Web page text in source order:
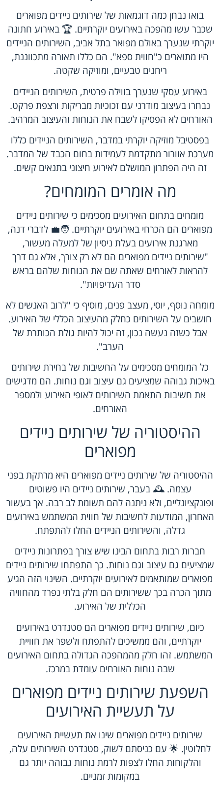
בואו נבחן כמה דוגמאות של שירותים ניידים מפוארים
שכבר עשו מהפכה באירועים יוקרתיים. 🏆 באירוע חתונה
יוקרתי שנערך באולם מפואר בתל אביב, השירותים הניידים
היו מתוארים כ"חווית ספא". הם כללו תאורה מתכווננת,
ריחנים טבעיים, ומוזיקה שקטה.
באירוע עסקי שנערך בווילה פרטית, השירותים הניידים
נבחרו בעיצוב מודרני עם זכוכיות מבריקות ורצפת פרקט.
האורחים לא הפסיקו לשבח את הנוחות והעיצוב המרהיב.
בפסטיבל מוזיקה יוקרתי במדבר, השירותים הניידים כללו
מערכת אוורור מתקדמת לעמידות בחום הכבד של המדבר.
זה היה הפתרון המושלם לאירוע חיצוני בתנאים קשים.
מה אומרים המומחים?
מומחים בתחום האירועים מסכימים כי שירותים ניידים
מפוארים הם הכרחי באירועים יוקרתיים. 🧑‍💼 לדברי דנה,
מארגנת אירועים בעלת ניסיון של למעלה מעשור,
"שירותים ניידים מפוארים הם לא רק צורך, אלא גם דרך
להראות לאורחים שאתה שם את הנוחות שלהם בראש
סדר העדיפויות".
מומחה נוסף, יוסי, מעצב פנים, מוסיף כי "לרוב האנשים לא
חושבים על השירותים כחלק מהעיצוב הכללי של האירוע.
אבל כשזה נעשה נכון, זה יכול להיות גולת הכותרת של
הערב".
כל המומחים מסכימים על החשיבות של בחירת שירותים
באיכות גבוהה שמציעים גם עיצוב וגם נוחות. הם מדגישים
את חשיבות התאמת השירותים לאופי האירוע ולמספר
האורחים.
ההיסטוריה של שירותים ניידים
מפוארים
ההיסטוריה של שירותים ניידים מפוארים היא מרתקת בפני
עצמה. 🕰️ בעבר, שירותים ניידים היו פשוטים
ופונקציונליים, ולא ניתנה להם תשומת לב רבה. אך בעשור
האחרון, המודעות לחשיבות של חווית המשתמש באירועים
גדלה, והשירותים הניידים החלו להתפתח.
חברות רבות בתחום הבינו שיש צורך בפתרונות ניידים
שמציעים גם עיצוב וגם נוחות. כך התפתחו שירותים ניידים
מפוארים שמותאמים לאירועים יוקרתיים. השינוי הזה הגיע
מתוך הכרה בכך ששירותים הם חלק בלתי נפרד מהחוויה
הכללית של האירוע.
כיום, שירותים ניידים מפוארים הם סטנדרט באירועים
יוקרתיים, והם ממשיכים להתפתח ולשפר את חוויית
המשתמש. זהו חלק מהמהפכה הגדולה בתחום האירועים
שבה נוחות האורחים עומדת במרכז.
השפעת שירותים ניידים מפוארים
על תעשיית האירועים
שירותים ניידים מפוארים שינו את תעשיית האירועים
לחלוטין. 🌟 עם כניסתם לשוק, סטנדרט השירותים עלה,
והלקוחות החלו לצפות לרמת נוחות גבוהה יותר גם
במקומות זמניים.